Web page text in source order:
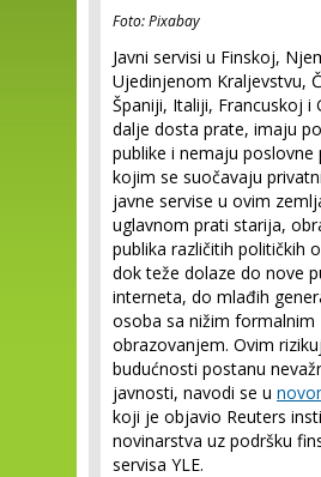
Foto: Pixabay
Javni servisi u Finskoj,
Ujedinjenom Kraljevstvu,
Španiji, Italiji, Francuskoj i
dalje dosta prate, imaju
publike i nemaju poslovne
kojim se suočavaju
javne servise u ovim
uglavnom prati starija,
publika različitih političkih
dok teže dolaze do nove
interneta, do mlađih
osoba sa nižim formalnim
obrazovanjem. Ovim
budućnosti postanu
javnosti, navodi se u
koji je objavio Reuters
novinarstva uz podršku
servisa YLE.